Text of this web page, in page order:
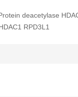
deacetylase
RPD3L1